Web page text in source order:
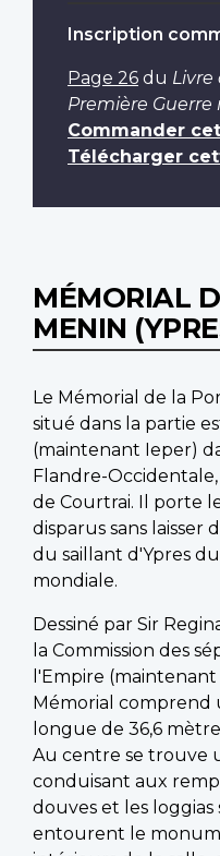
Inscription
Page 26 du Livre
Première
Commander
Télécharger
MÉMORIAL
MENIN
Le Mémorial de la
situé dans la partie
(maintenant Ieper)
Flandre-
de Courtrai. Il porte
disparus sans laisser
du saillant d'Ypres
mondiale.
Dessiné par Sir
la Commission des
l'Empire
Mémorial comprend
longue de 36,6
Au centre se trouve
conduisant aux
douves et les
entourent le